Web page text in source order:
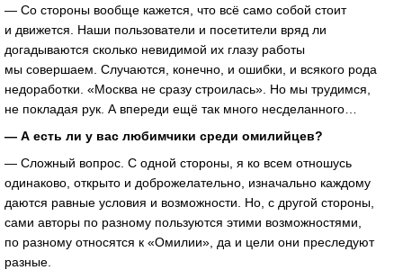
— Со стороны вообще кажется, что всё само собой стоит
и движется. Наши пользователи и посетители вряд ли
догадываются сколько невидимой их глазу работы
мы совершаем. Случаются, конечно, и ошибки, и всякого рода
недоработки. «Москва не сразу строилась». Но мы трудимся,
не покладая рук. А впереди ещё так много несделанного…
— А есть ли у вас любимчики среди омилийцев?
— Сложный вопрос. С одной стороны, я ко всем отношусь
одинаково, открыто и доброжелательно, изначально каждому
даются равные условия и возможности. Но, с другой стороны,
сами авторы по разному пользуются этими возможностями,
по разному относятся к «Омилии», да и цели они преследуют
разные.